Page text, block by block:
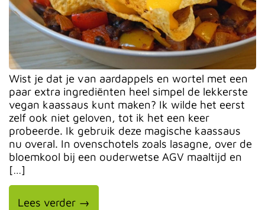
Wist je dat je van aardappels en wortel met een
paar extra ingrediënten heel simpel de lekkerste
vegan kaassaus kunt maken? Ik wilde het eerst
zelf ook niet geloven, tot ik het een keer
probeerde. Ik gebruik deze magische kaassaus
nu overal. In ovenschotels zoals lasagne, over de
bloemkool bij een ouderwetse AGV maaltijd en
[…]
Lees verder →